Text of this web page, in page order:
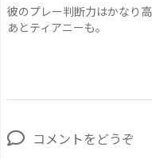
彼のプレー判断力はかなり高
あとティアニーも。
コメントをどうぞ